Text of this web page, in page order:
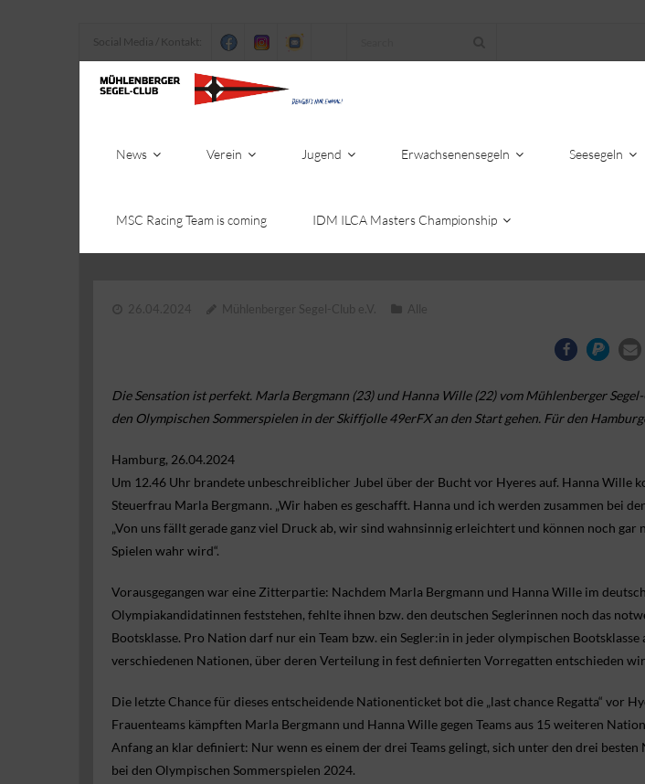
Social Media / Kontakt:
News Verein Jugend Erwachsenensegeln Seesegeln
MSC Racing Team is coming IDM ILCA Masters Championship
26.04.2024 Mühlenberger Segel-Club e.V. Alle
Die Sensation ist perfekt. Marla Bergmann (23) und Hanna Wille (22) vom Mühlenberger
den Olympischen Sommerspielen in der Skiffjolle 49erFX an den Start gehen. Für den
Hamburg, 26.04.2024
Um 12.46 Uhr brandete unbeschreiblicher Jubel über der Bucht vor Hyeres auf. Hanna
Steuerfrau Marla Bergmann. „Wir haben es geschafft. Hanna und ich werden zusammen bei
„Von uns fällt gerade ganz viel Druck ab, wir sind wahnsinnig erleichtert und können noch
Spielen wahr wird“.
Vorausgegangen war eine Zitterpartie: Nachdem Marla Bergmann und Hanna Wille im
Olympiakandidatinnen feststehen, fehlte ihnen bzw. den deutschen Seglerinnen noch das
Bootsklasse. Pro Nation darf nur ein Team bzw. ein Segler:in in jeder olympischen
verschiedenen Nationen, über deren Verteilung in fest definierten Vorregatten entschieden
Die letzte Chance für dieses entscheidende Nationenticket bot die „last chance Regatta“ vor
Frauenteams kämpften Marla Bergmann und Hanna Wille gegen Teams aus 15 weiteren
Anfang an klar definiert: Nur wenn es einem der drei Teams gelingt, sich unter den drei
bei den Olympischen Sommerspielen 2024.